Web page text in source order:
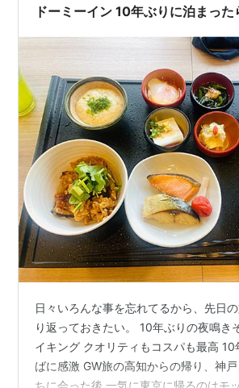
ドーミーイン 10年ぶりに泊まった
日々いろんな事を忘れてるから、先日
り返っておきたい。 10年ぶりの夜鳴き
イキング クオリティもコスパも最高 10
ばに感激 GW旅の高知からの帰り、神